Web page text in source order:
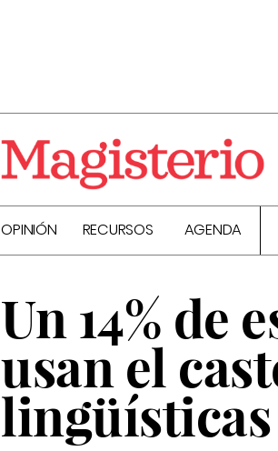
OPINIÓN RECURSOS AGENDA
Un 14% de
usan el
lingüísticas